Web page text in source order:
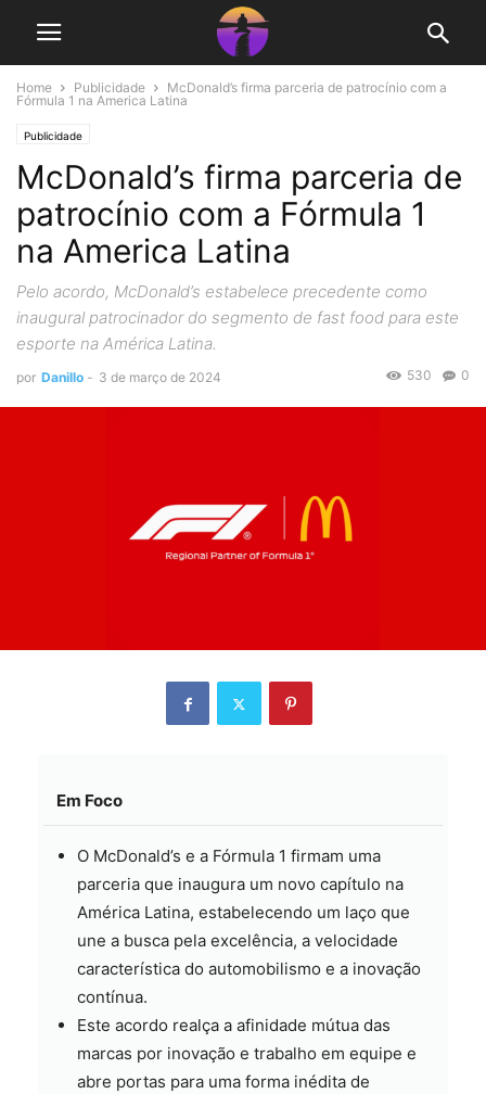
Home Publicidade
McDonald’s firma parceria de patrocínio com a
Fórmula 1 na America Latina
Publicidade
McDonald’s firma parceria de
patrocínio com a Fórmula 1
na America Latina
Pelo acordo, McDonald’s estabelece precedente como
inaugural patrocinador do segmento de fast food para este
esporte na América Latina.
por Danillo - 3 de março de 2024 0
530
Em Foco
O McDonald’s e a Fórmula 1 firmam uma
parceria que inaugura um novo capítulo na
América Latina, estabelecendo um laço que
une a busca pela excelência, a velocidade
característica do automobilismo e a inovação
contínua.
Este acordo realça a afinidade mútua das
marcas por inovação e trabalho em equipe e
abre portas para uma forma inédita de